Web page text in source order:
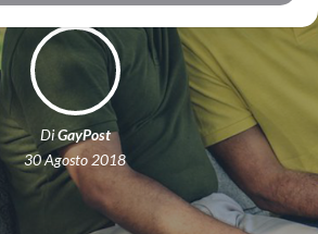
DiGayPost
30 Agosto 2018